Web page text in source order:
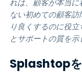
れは、顧客が本当に
ない初めての顧客
り良くするのに役
とサポートの質を示
Splashtopを